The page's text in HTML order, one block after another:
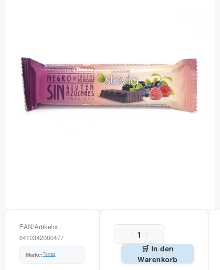
EAN/Artikelnr.:
8410342000477
Torras
🛒 In den
Warenkorb